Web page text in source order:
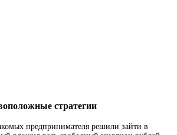
стратегии
предпринимателя решили зайти в